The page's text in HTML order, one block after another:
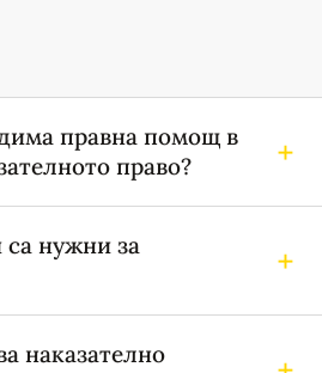
правна помощ в
право?
нужни за
наказателно